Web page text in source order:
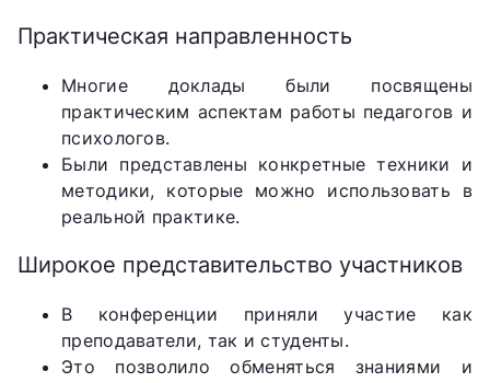
Практическая направленность
Многие доклады были посвящены
практическим аспектам работы педагогов и
психологов.
Были представлены конкретные техники и
методики, которые можно использовать в
реальной практике.
Широкое представительство участников
В конференции приняли участие как
преподаватели, так и студенты.
Это позволило обменяться знаниями и